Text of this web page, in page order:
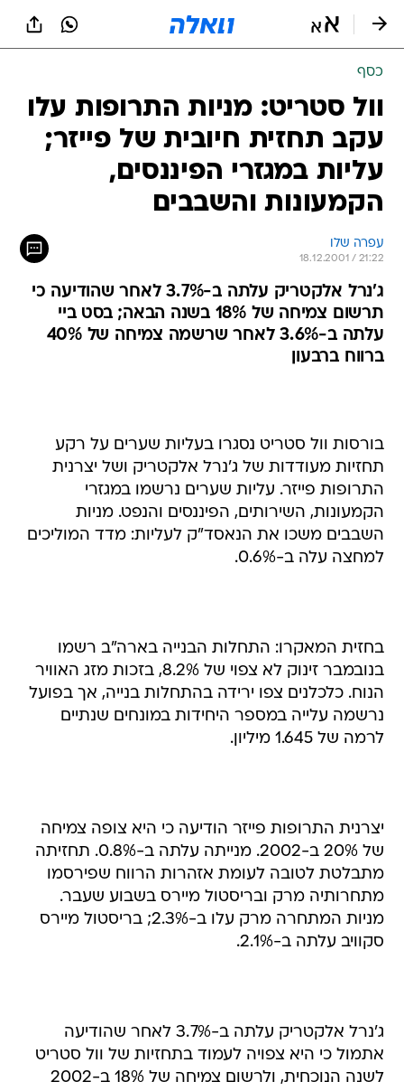
כסף
וול סטריט: מניות התרופות עלו
עקב תחזית חיובית של פייזר;
עליות במגזרי הפיננסים,
הקמעונות והשבבים
עפרה שלו
18.12.2001 / 21:22
ג'נרל אלקטריק עלתה ב-3.7% לאחר שהודיעה כי
תרשום צמיחה של 18% בשנה הבאה; בסט ביי
עלתה ב-3.6% לאחר שרשמה צמיחה של 40%
ברווח ברבעון
בורסות וול סטריט נסגרו בעליות שערים על רקע
תחזיות מעודדות של ג'נרל אלקטריק ושל יצרנית
התרופות פייזר. עליות שערים נרשמו במגזרי
הקמעונות, השירותים, הפיננסים והנפט. מניות
השבבים משכו את הנאסד"ק לעליות: מדד המוליכים
למחצה עלה ב-0.6%.
בחזית המאקרו: התחלות הבנייה בארה"ב רשמו
בנובמבר זינוק לא צפוי של 8.2%, בזכות מזג האוויר
הנוח. כלכלנים צפו ירידה בהתחלות בנייה, אך בפועל
נרשמה עלייה במספר היחידות במונחים שנתיים
לרמה של 1.645 מיליון.
יצרנית התרופות פייזר הודיעה כי היא צופה צמיחה
של 20% ב-2002. מנייתה עלתה ב-0.8%. תחזיתה
מתבלטת לטובה לעומת אזהרות הרווח שפירסמו
מתחרותיה מרק ובריסטול מיירס בשבוע שעבר.
מניות המתחרה מרק עלו ב-2.3%; בריסטול מיירס
סקוויב עלתה ב-2.1%.
ג'נרל אלקטריק עלתה ב-3.7% לאחר שהודיעה
אתמול כי היא צפויה לעמוד בתחזיות של וול סטריט
לשנה הנוכחית, ולרשום צמיחה של 18% ב-2002